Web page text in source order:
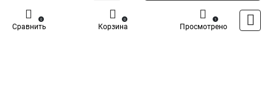
Общая оценка товара: 5 1
Сравнить
0
Корзина
0
Просмотрено
1